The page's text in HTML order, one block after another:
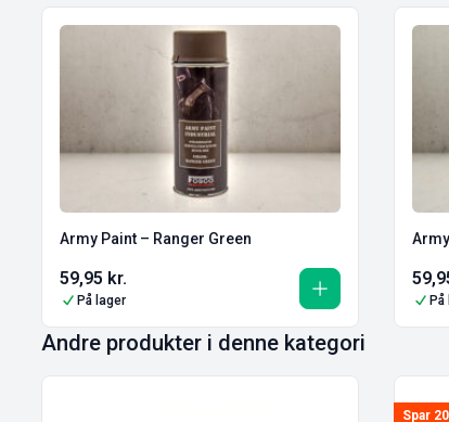
Army Paint – Ranger Green
59,95 kr.
På lager På
Andre produkter i denne kategori
Spar